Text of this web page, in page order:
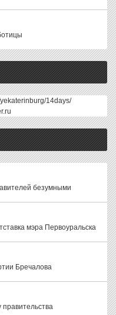
14days/
безумными
мэра Первоуральска
Бречалова